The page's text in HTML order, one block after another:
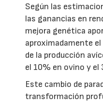
Según las
las ganancias en
mejora genética
aproximadamente
de la producción
el 10% en ovino y el
Este cambio de
transformación